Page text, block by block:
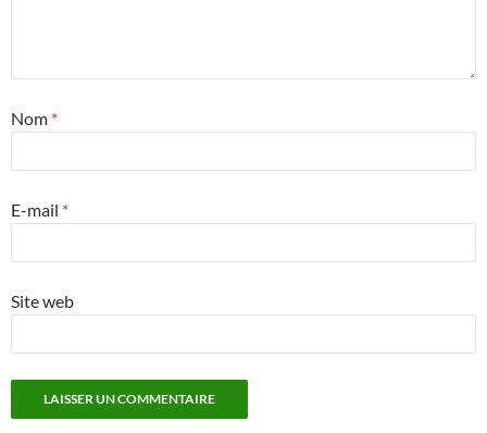
Nom *
E-mail *
Site web